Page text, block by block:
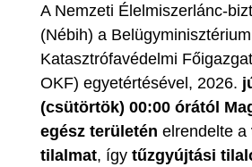
A Nemzeti Élelmiszerlánc-
(Nébih) a
Katasztrófavédelmi
OKF) egyetértésével, 2026.
(csütörtök) 00:00 órától
egész területén elrendelte a
tilalmat, így tűzgyújtási